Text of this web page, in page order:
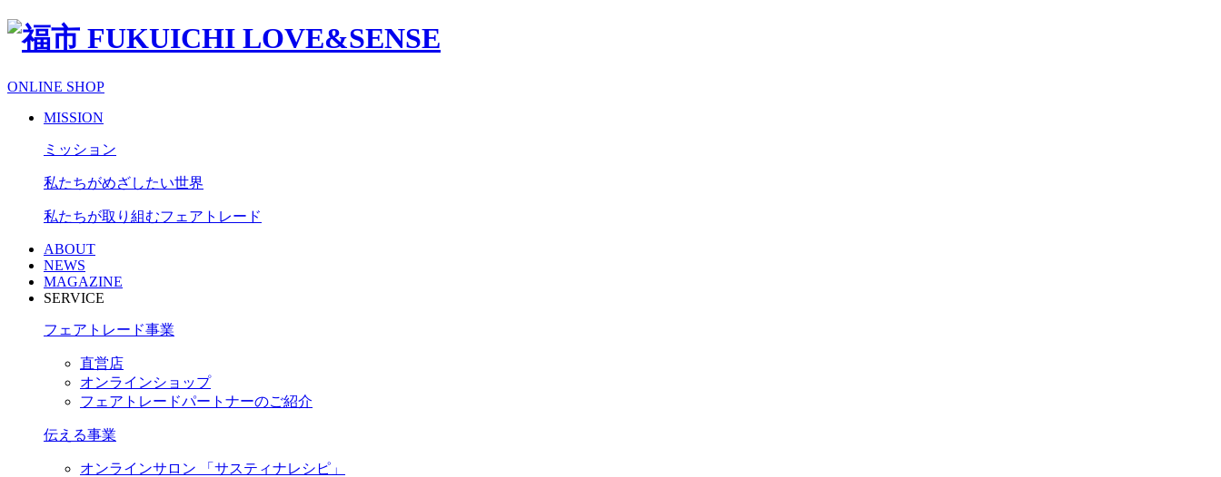
ONLINE SHOP
MISSION
ミッション
私たちがめざしたい世界
私たちが取り組むフェアトレード
ABOUT
NEWS
MAGAZINE
SERVICE
フェアトレード事業
直営店
オンラインショップ
フェアトレードパートナーのご紹介
伝える事業
オンラインサロン 「サスティナレシピ」